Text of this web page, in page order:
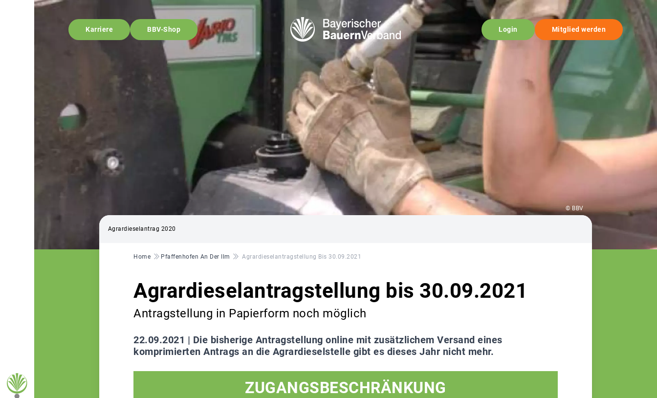
Karriere BBV-Shop Login Mitglied werden
© BBV
Agrardieselantrag 2020
Pfadnavigation
Home Pfaffenhofen An Der Ilm Agrardieselantragstellung Bis 30.09.2021
Agrardieselantragstellung bis 30.09.2021
Antragstellung in Papierform noch möglich
22.09.2021 | Die bisherige Antragstellung online mit zusätzlichem Versand eines
komprimierten Antrags an die Agrardieselstelle gibt es dieses Jahr nicht mehr.
ZUGANGSBESCHRÄNKUNG